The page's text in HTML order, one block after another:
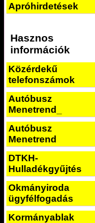
Apróhirdetések
Hasznos
információk
Közérdekű
telefonszámok
Autóbusz
Menetrend_
Autóbusz
Menetrend
DTKH-
Hulladékgyűjtés
Okmányiroda
ügyfélfogadás
Kormányablak